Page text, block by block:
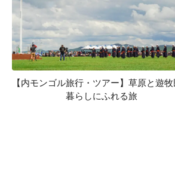
【内モンゴル旅行・ツアー】草原と遊
暮らしにふれる旅